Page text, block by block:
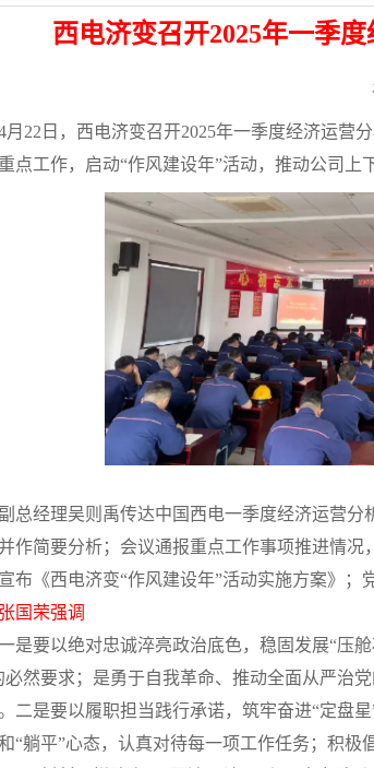
西电济变召开2025年一季
月22日，西电济变召开2025年一季度经济运营
点工作，启动“作风建设年”活动，推动公司上
副总经理吴则禹传达中国西电一季度经济运营
作简要分析；会议通报重点工作事项推进情
布《西电济变“作风建设年”活动实施方案》；
张国荣强调
是要以绝对忠诚淬亮政治底色，稳固发展“压
必然要求；是勇于自我革命、推动全面从严治
二是要以履职担当践行承诺，筑牢奋进“定盘
“躺平”心态，认真对待每一项工作任务；积